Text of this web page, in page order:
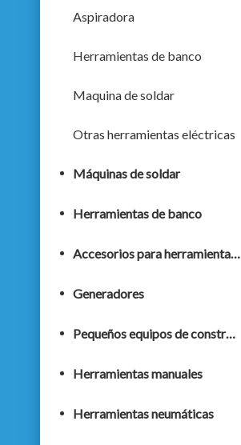
Aspiradora
Herramientas de banco
Maquina de soldar
Otras herramientas eléctricas
Máquinas de soldar
Herramientas de banco
Accesorios para herramientas eléctricas
Generadores
Pequeños equipos de construcción
Herramientas manuales
Herramientas neumáticas